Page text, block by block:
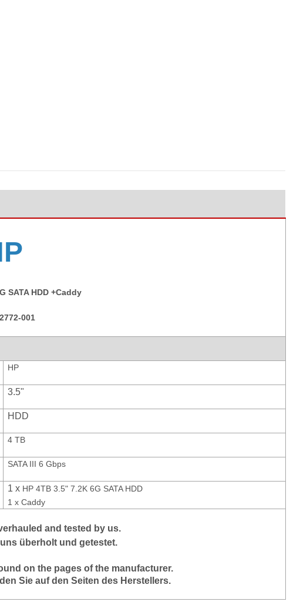
SATA HDD +Caddy
001
HP
3.5"
HDD
4 TB
SATA III 6 Gbps
1 x HP 4TB 3.5" 7.2K 6G SATA HDD
1 x Caddy
and tested by us.
überholt und getestet.
on the pages of the manufacturer.
Sie auf den Seiten des Herstellers.